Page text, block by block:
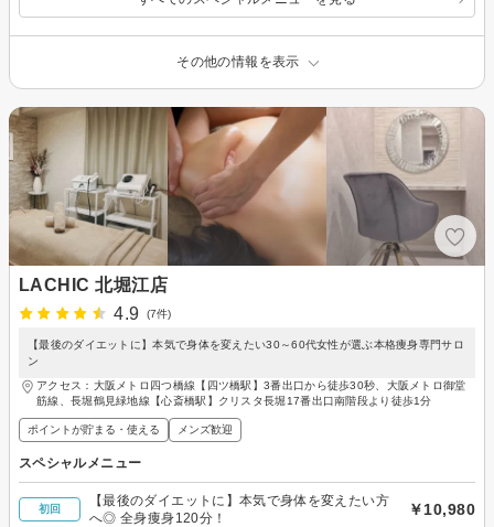
その他の情報を表示
LACHIC 北堀江店
4.9
(7件)
【最後のダイエットに】本気で身体を変えたい30～60代女性が選ぶ本格痩身専門サロ
ン
アクセス：大阪メトロ四つ橋線【四ツ橋駅】3番出口から徒歩30秒、大阪メトロ御堂
筋線、長堀鶴見緑地線【心斎橋駅】クリスタ長堀17番出口南階段より徒歩1分
ポイントが貯まる・使える メンズ歓迎
スペシャルメニュー
初回
【最後のダイエットに】本気で身体を変えたい方
へ◎ 全身痩身120分！
￥10,980